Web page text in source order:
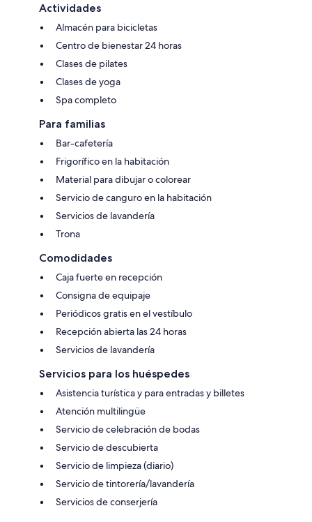
Actividades
Almacén para bicicletas
Centro de bienestar 24 horas
Clases de pilates
Clases de yoga
Spa completo
Para familias
Bar-cafetería
Frigorífico en la habitación
Material para dibujar o colorear
Servicio de canguro en la habitación
Servicios de lavandería
Trona
Comodidades
Caja fuerte en recepción
Consigna de equipaje
Periódicos gratis en el vestíbulo
Recepción abierta las 24 horas
Servicios de lavandería
Servicios para los huéspedes
Asistencia turística y para entradas y billetes
Atención multilingüe
Servicio de celebración de bodas
Servicio de descubierta
Servicio de limpieza (diario)
Servicio de tintorería/lavandería
Servicios de conserjería